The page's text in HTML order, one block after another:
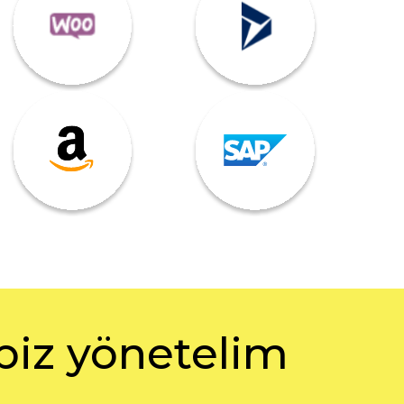
yönetelim